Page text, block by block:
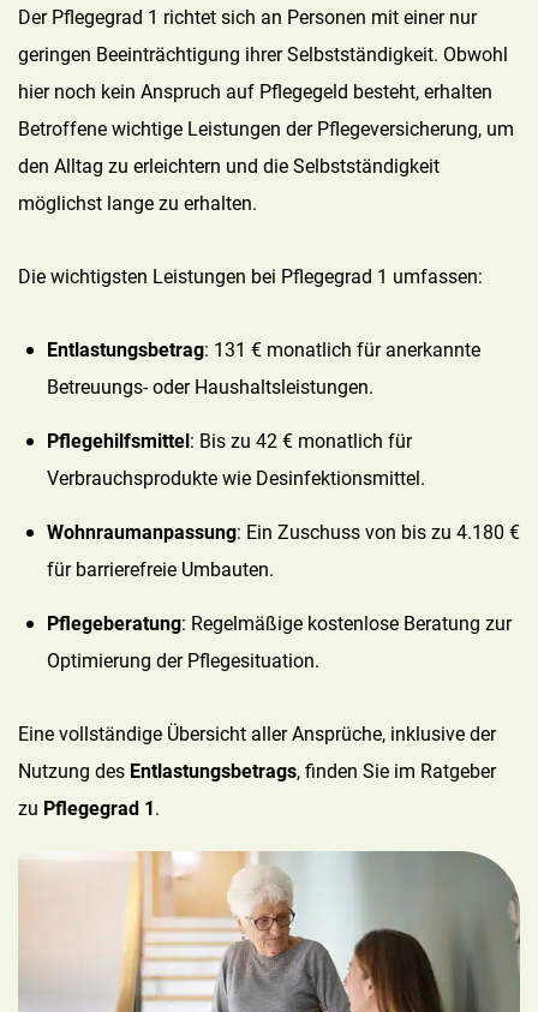
Der Pflegegrad 1 richtet sich an Personen mit einer nur
geringen Beeinträchtigung ihrer Selbstständigkeit. Obwohl
hier noch kein Anspruch auf Pflegegeld besteht, erhalten
Betroffene wichtige Leistungen der Pflegeversicherung, um
den Alltag zu erleichtern und die Selbstständigkeit
möglichst lange zu erhalten.
Die wichtigsten Leistungen bei Pflegegrad 1 umfassen:
Entlastungsbetrag: 131 € monatlich für anerkannte
Betreuungs- oder Haushaltsleistungen.
Pflegehilfsmittel : Bis zu 42 € monatlich für
Verbrauchsprodukte wie Desinfektionsmittel.
Wohnraumanpassung: Ein Zuschuss von bis zu 4.180 €
für barrierefreie Umbauten.
Pflegeberatung: Regelmäßige kostenlose Beratung zur
Optimierung der Pflegesituation.
Eine vollständige Übersicht aller Ansprüche, inklusive der
Nutzung des Entlastungsbetrags, finden Sie im Ratgeber
zu Pflegegrad 1 .